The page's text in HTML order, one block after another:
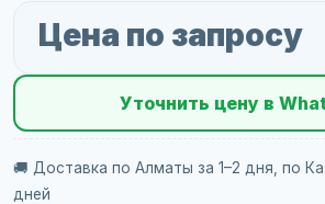
Цена по запросу
Уточнить цену в
🚚 Доставка по Алматы за 1–2 дня, по
дней